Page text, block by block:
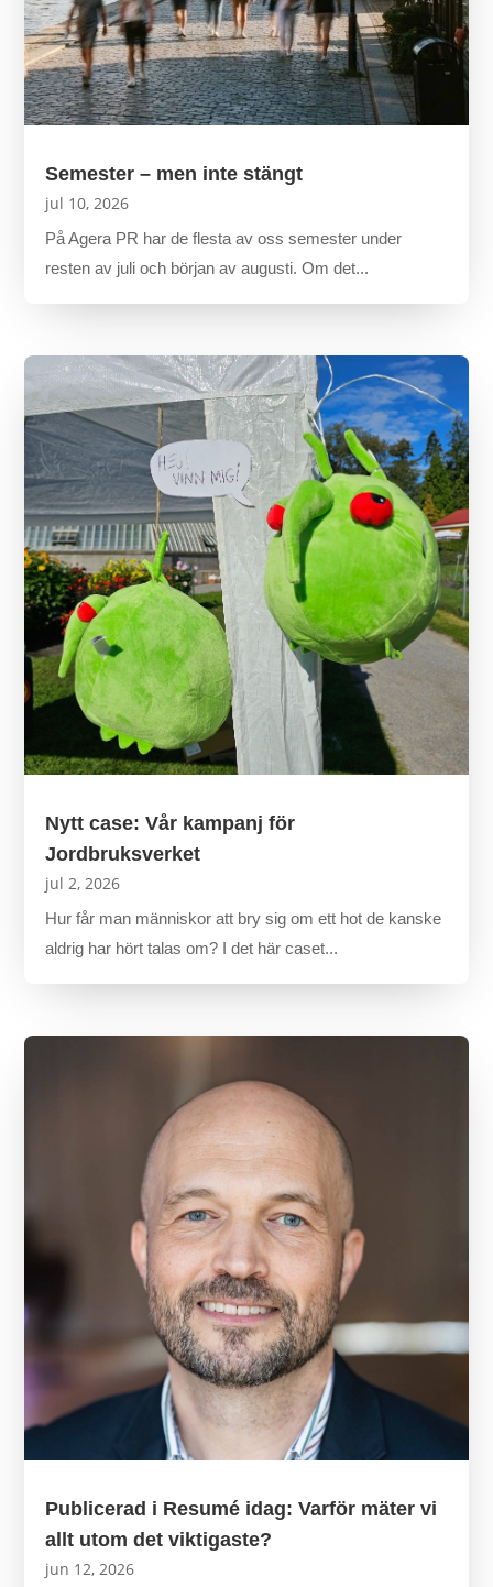
Semester – men inte stängt
jul 10, 2026
På Agera PR har de flesta av oss semester under
resten av juli och början av augusti. Om det...
Nytt case: Vår kampanj för
Jordbruksverket
jul 2, 2026
Hur får man människor att bry sig om ett hot de kanske
aldrig har hört talas om? I det här caset...
Publicerad i Resumé idag: Varför mäter vi
allt utom det viktigaste?
jun 12, 2026